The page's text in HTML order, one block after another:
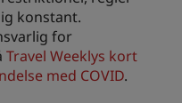
konstant.
for
Travel Weeklys kort
med COVID.